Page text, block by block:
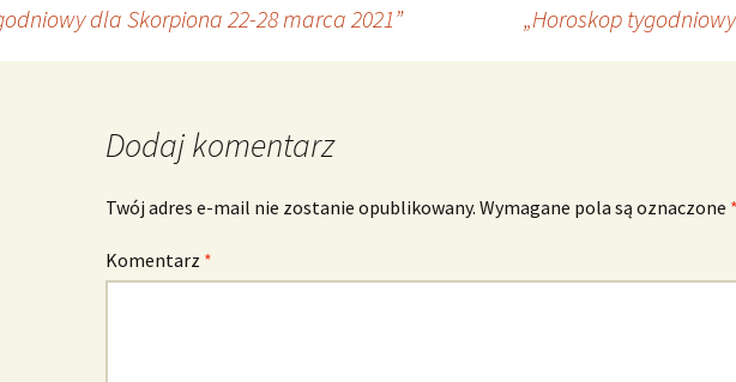
dla Skorpiona 22-28 marca 2021” „Horoskop
Dodaj komentarz
Twój adres e-mail nie zostanie opublikowany. Wymagane pola są oznaczone *
Komentarz *